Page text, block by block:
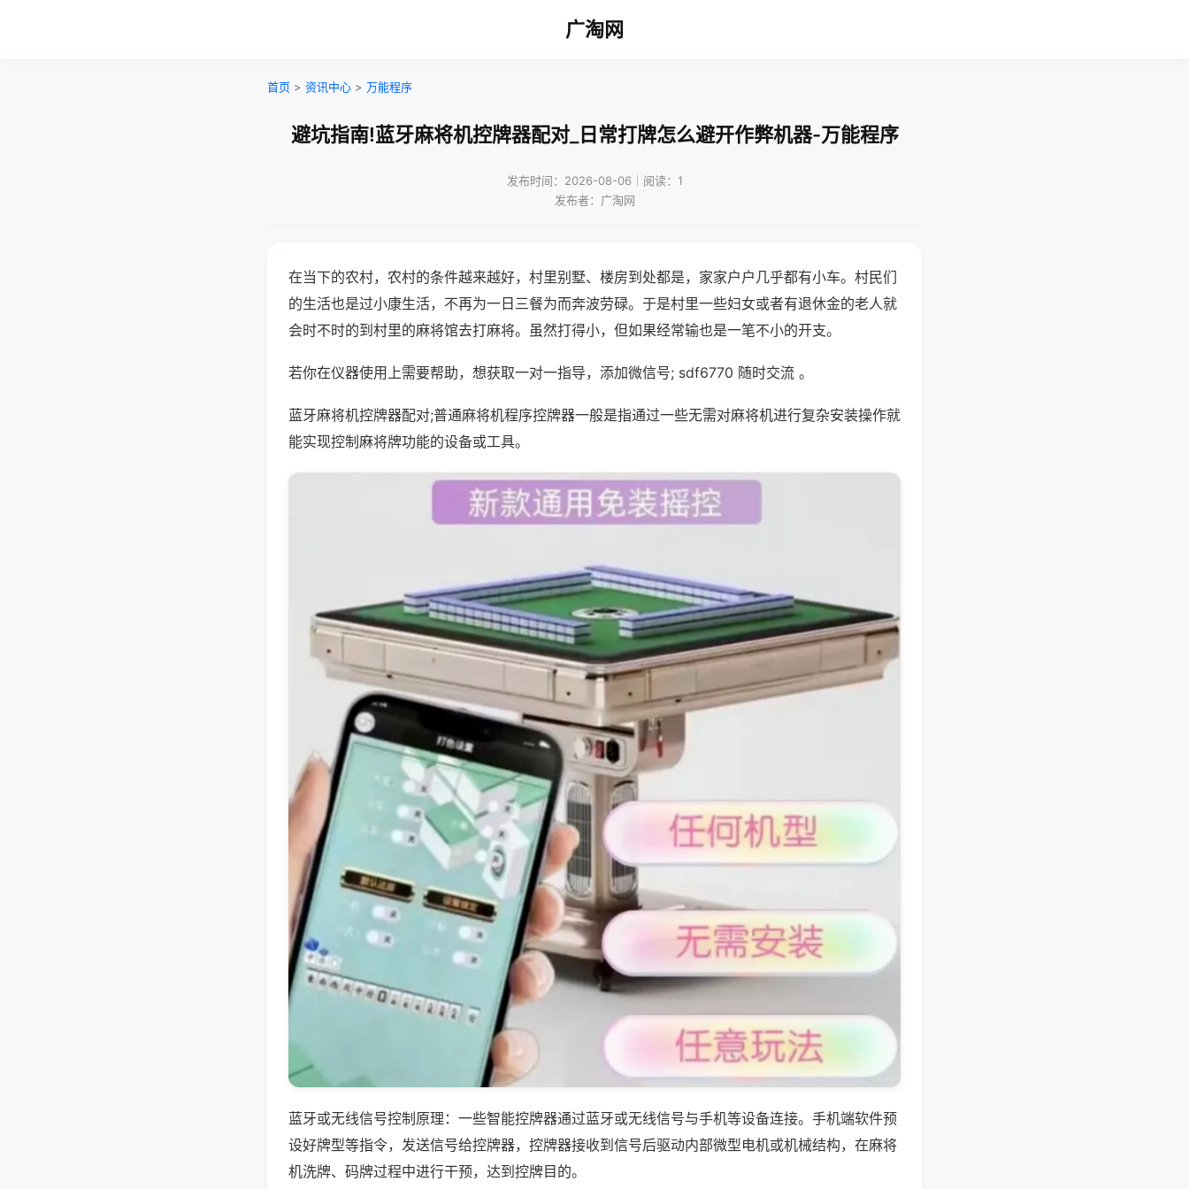
广淘网
首页 > 资讯中心 > 万能程序
避坑指南!蓝牙麻将机控牌器配对_日常打牌怎么避开作弊机器-万能程序
发布时间：2026-08-06｜阅读：1
发布者：广淘网
在当下的农村，农村的条件越来越好，村里别墅、楼房到处都是，家家户户几乎都有小车。村民们
的生活也是过小康生活，不再为一日三餐为而奔波劳碌。于是村里一些妇女或者有退休金的老人就
会时不时的到村里的麻将馆去打麻将。虽然打得小，但如果经常输也是一笔不小的开支。
若你在仪器使用上需要帮助，想获取一对一指导，添加微信号; sdf6770 随时交流 。
蓝牙麻将机控牌器配对;普通麻将机程序控牌器一般是指通过一些无需对麻将机进行复杂安装操作就
能实现控制麻将牌功能的设备或工具。
蓝牙或无线信号控制原理：一些智能控牌器通过蓝牙或无线信号与手机等设备连接。手机端软件预
设好牌型等指令，发送信号给控牌器，控牌器接收到信号后驱动内部微型电机或机械结构，在麻将
机洗牌、码牌过程中进行干预，达到控牌目的。